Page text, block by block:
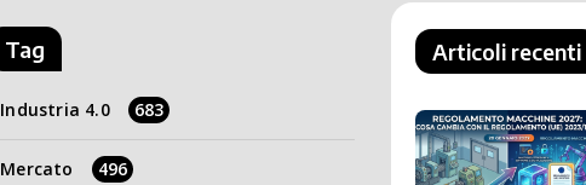
Tag
Industria 4.0 683
Mercato 496
Articoli recenti